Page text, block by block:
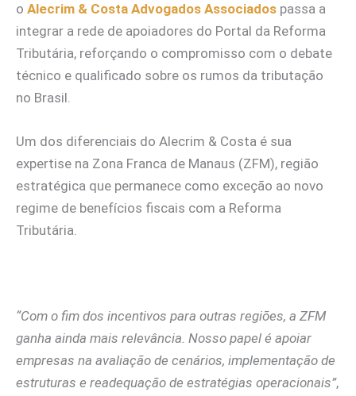
o Alecrim & Costa Advogados Associados passa a
integrar a rede de apoiadores do Portal da Reforma
Tributária, reforçando o compromisso com o debate
técnico e qualificado sobre os rumos da tributação
no Brasil.
Um dos diferenciais do Alecrim & Costa é sua
expertise na Zona Franca de Manaus (ZFM), região
estratégica que permanece como exceção ao novo
regime de benefícios fiscais com a Reforma
Tributária.
“Com o fim dos incentivos para outras regiões, a ZFM
ganha ainda mais relevância. Nosso papel é apoiar
empresas na avaliação de cenários, implementação de
estruturas e readequação de estratégias operacionais”,